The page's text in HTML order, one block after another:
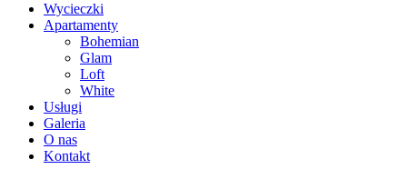
Wycieczki
Apartamenty
Bohemian
Glam
Loft
White
Usługi
Galeria
O nas
Kontakt